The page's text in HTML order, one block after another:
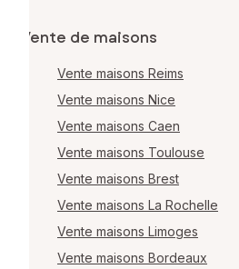
Vente de maisons
Vente maisons Reims
Vente maisons Nice
Vente maisons Caen
Vente maisons Toulouse
Vente maisons Brest
Vente maisons La Rochelle
Vente maisons Limoges
Vente maisons Bordeaux